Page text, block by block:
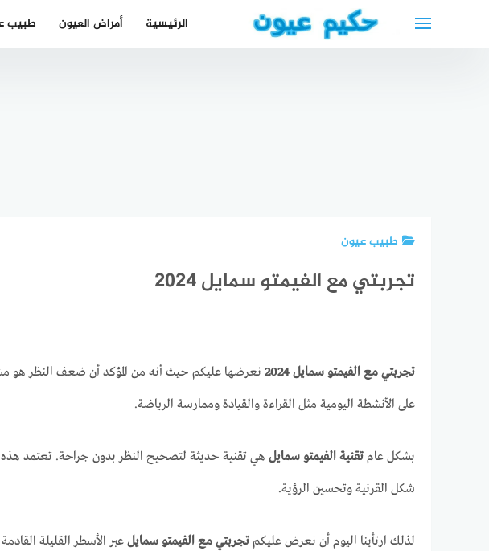
الرئيسية أمراض العيون طبيب
طبيب عيون
تجربتي مع الفيمتو سمايل 2024
تجربتي مع الفيمتو سمايل 2024
نعرضها عليكم حيث أنه من المؤكد أن ضعف النظر هو
على الأنشطة اليومية مثل القراءة والقيادة وممارسة الرياضة.
بشكل عام تقنية الفيمتو سمايل هي تقنية حديثة لتصحيح النظر بدون جراحة. تعتمد هذه
شكل القرنية وتحسين الرؤية.
لذلك ارتأينا اليوم أن نعرض عليكم تجربتي مع الفيمتو سمايل عبر الأسطر القليلة